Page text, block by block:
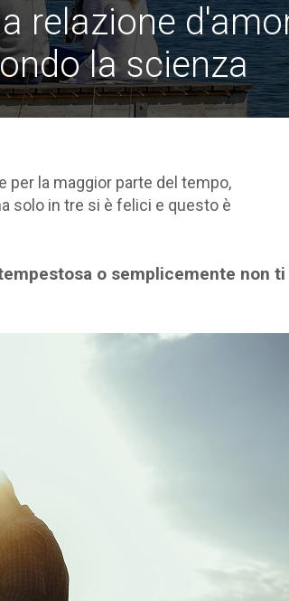
relazione
la scienza
per la maggior parte del tempo,
solo in tre si è felici e questo è
o semplicemente non ti